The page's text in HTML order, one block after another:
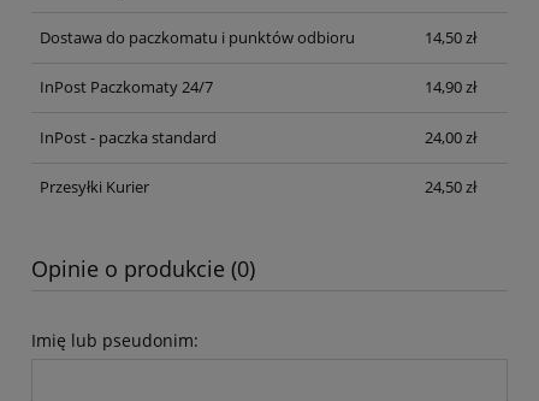
Dostawa do paczkomatu i punktów odbioru 14,50 zł
InPost Paczkomaty 24/7 14,90 zł
InPost - paczka standard 24,00 zł
Przesyłki Kurier 24,50 zł
Opinie o produkcie (0)
Imię lub pseudonim: